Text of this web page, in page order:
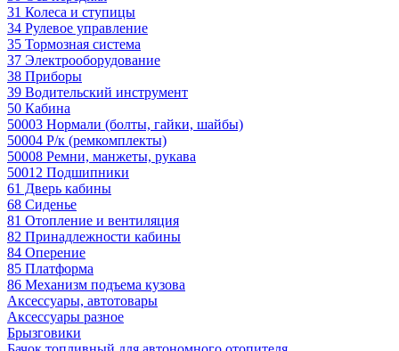
31 Колеса и ступицы
34 Рулевое управление
35 Тормозная система
37 Электрооборудование
38 Приборы
39 Водительский инструмент
50 Кабина
50003 Нормали (болты, гайки, шайбы)
50004 Р/к (ремкомплекты)
50008 Ремни, манжеты, рукава
50012 Подшипники
61 Дверь кабины
68 Сиденье
81 Отопление и вентиляция
82 Принадлежности кабины
84 Оперение
85 Платформа
86 Механизм подъема кузова
Аксессуары, автотовары
Аксессуары разное
Брызговики